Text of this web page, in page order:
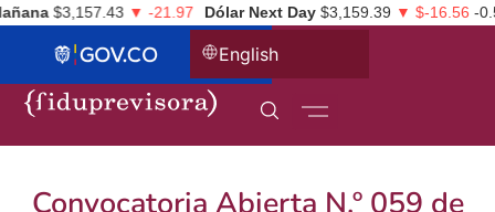
$3,157.43 ▼ -21.97 Dólar Next Day $3,159.39 ▼ $-16.56-
English
Convocatoria Abierta N.º 059 de